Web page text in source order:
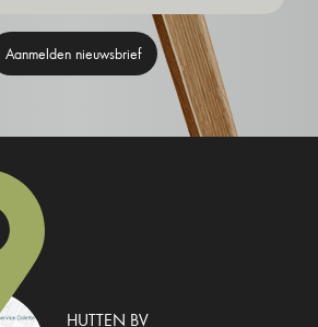
Aanmelden nieuwsbrief
HUTTEN BV